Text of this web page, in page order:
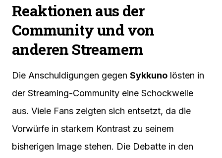
Reaktionen aus der
Community und von
anderen Streamern
Die Anschuldigungen gegen Sykkuno lösten in
der Streaming-Community eine Schockwelle
aus. Viele Fans zeigten sich entsetzt, da die
Vorwürfe in starkem Kontrast zu seinem
bisherigen Image stehen. Die Debatte in den